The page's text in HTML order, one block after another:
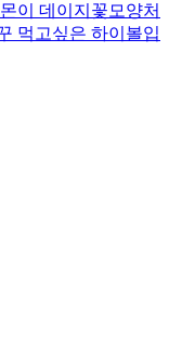
이 데이지꽃모양처
먹고싶은 하이볼입